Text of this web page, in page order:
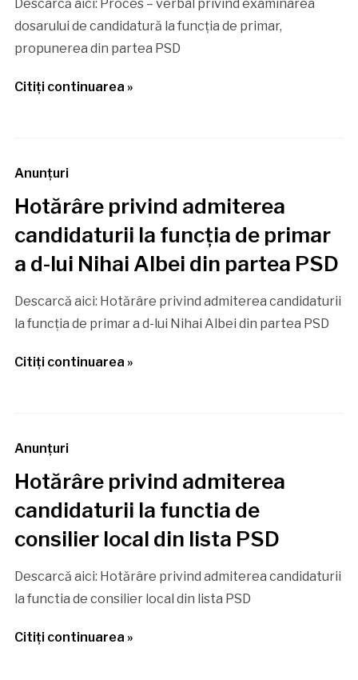
Descarcă aici: Proces – verbal privind examinarea
dosarului de candidatură la funcția de primar,
propunerea din partea PSD
Citiţi continuarea »
Anunţuri
Hotărâre privind admiterea
candidaturii la funcția de primar
a d-lui Nihai Albei din partea PSD
Descarcă aici: Hotărâre privind admiterea candidaturii
la funcția de primar a d-lui Nihai Albei din partea PSD
Citiţi continuarea »
Anunţuri
Hotărâre privind admiterea
candidaturii la functia de
consilier local din lista PSD
Descarcă aici: Hotărâre privind admiterea candidaturii
la functia de consilier local din lista PSD
Citiţi continuarea »